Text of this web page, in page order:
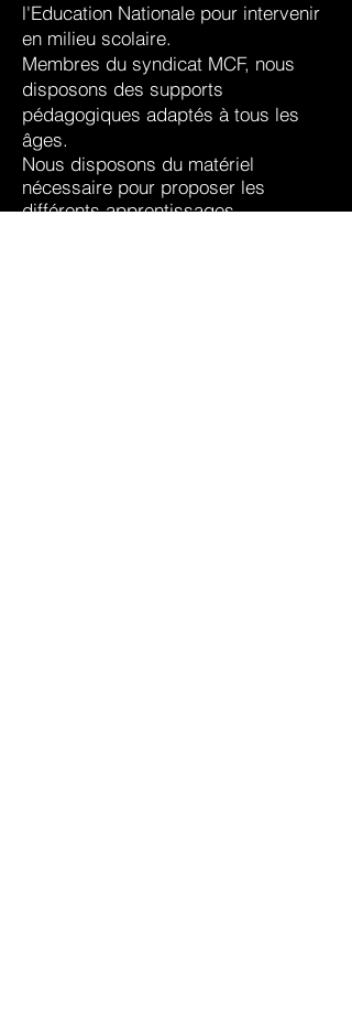
l'Education Nationale pour intervenir
en milieu scolaire.
Membres du syndicat MCF, nous
disposons des supports
pédagogiques adaptés à tous les
âges.
Nous disposons du matériel
nécessaire pour proposer les
différents apprentissages